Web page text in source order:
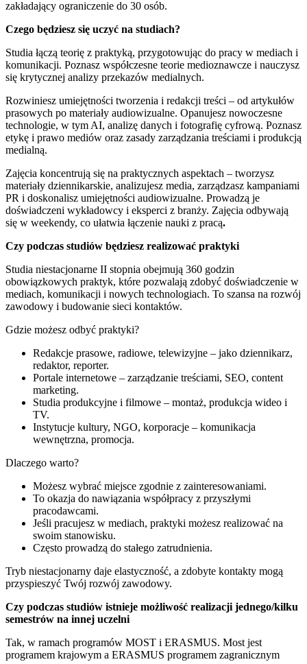
zakładający ograniczenie do 30 osób.
Czego będziesz się uczyć na studiach?
Studia łączą teorię z praktyką, przygotowując do pracy w mediach i
komunikacji. Poznasz współczesne teorie medioznawcze i nauczysz
się krytycznej analizy przekazów medialnych.
Rozwiniesz umiejętności tworzenia i redakcji treści – od artykułów
prasowych po materiały audiowizualne. Opanujesz nowoczesne
technologie, w tym AI, analizę danych i fotografię cyfrową. Poznasz
etykę i prawo mediów oraz zasady zarządzania treściami i produkcją
medialną.
Zajęcia koncentrują się na praktycznych aspektach – tworzysz
materiały dziennikarskie, analizujesz media, zarządzasz kampaniami
PR i doskonalisz umiejętności audiowizualne. Prowadzą je
doświadczeni wykładowcy i eksperci z branży. Zajęcia odbywają
się w weekendy, co ułatwia łączenie nauki z pracą.
Czy podczas studiów będziesz realizować praktyki
Studia niestacjonarne II stopnia obejmują 360 godzin
obowiązkowych praktyk, które pozwalają zdobyć doświadczenie w
mediach, komunikacji i nowych technologiach. To szansa na rozwój
zawodowy i budowanie sieci kontaktów.
Gdzie możesz odbyć praktyki?
Redakcje prasowe, radiowe, telewizyjne – jako dziennikarz,
redaktor, reporter.
Portale internetowe – zarządzanie treściami, SEO, content
marketing.
Studia produkcyjne i filmowe – montaż, produkcja wideo i
TV.
Instytucje kultury, NGO, korporacje – komunikacja
wewnętrzna, promocja.
Dlaczego warto?
Możesz wybrać miejsce zgodnie z zainteresowaniami.
To okazja do nawiązania współpracy z przyszłymi
pracodawcami.
Jeśli pracujesz w mediach, praktyki możesz realizować na
swoim stanowisku.
Często prowadzą do stałego zatrudnienia.
Tryb niestacjonarny daje elastyczność, a zdobyte kontakty mogą
przyspieszyć Twój rozwój zawodowy.
Czy podczas studiów istnieje możliwość realizacji jednego/kilku
semestrów na innej uczelni
Tak, w ramach programów MOST i ERASMUS. Most jest
programem krajowym a ERASMUS programem zagranicznym